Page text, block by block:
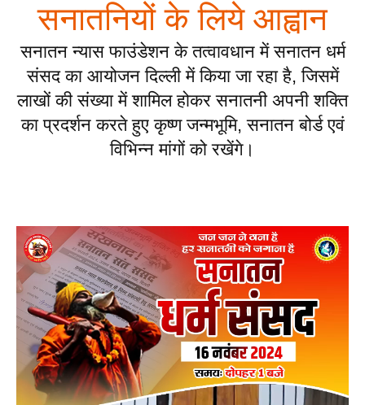
सनातनियों के लिये आह्वान
सनातन न्यास फाउंडेशन के तत्वावधान में सनातन धर्म
संसद का आयोजन दिल्ली में किया जा रहा है, जिसमें
लाखों की संख्या में शामिल होकर सनातनी अपनी शक्ति
का प्रदर्शन करते हुए कृष्ण जन्मभूमि, सनातन बोर्ड एवं
विभिन्न मांगों को रखेंगे।